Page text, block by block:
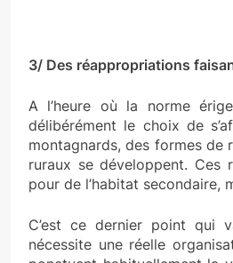
3/ Des réappropriations
A l’heure où la norme
délibérément le choix de
montagnards, des formes de
ruraux se développent. Ces
pour de l’habitat secondaire,
C’est ce dernier point qui
nécessite une réelle